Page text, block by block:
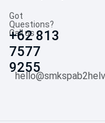
Got
Questions?
Call us
+62 813
7577
9255